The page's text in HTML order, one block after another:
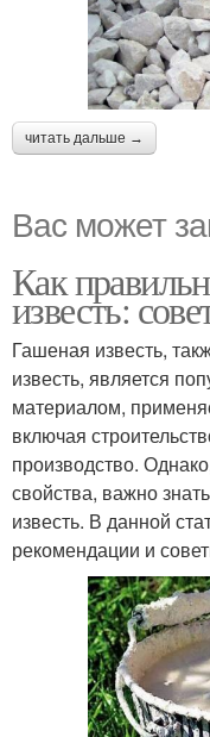
читать дальше →
Вас может
Как
известь:
Гашеная известь,
известь, является
материалом,
включая
производство.
свойства, важно
известь. В данной
рекомендации и